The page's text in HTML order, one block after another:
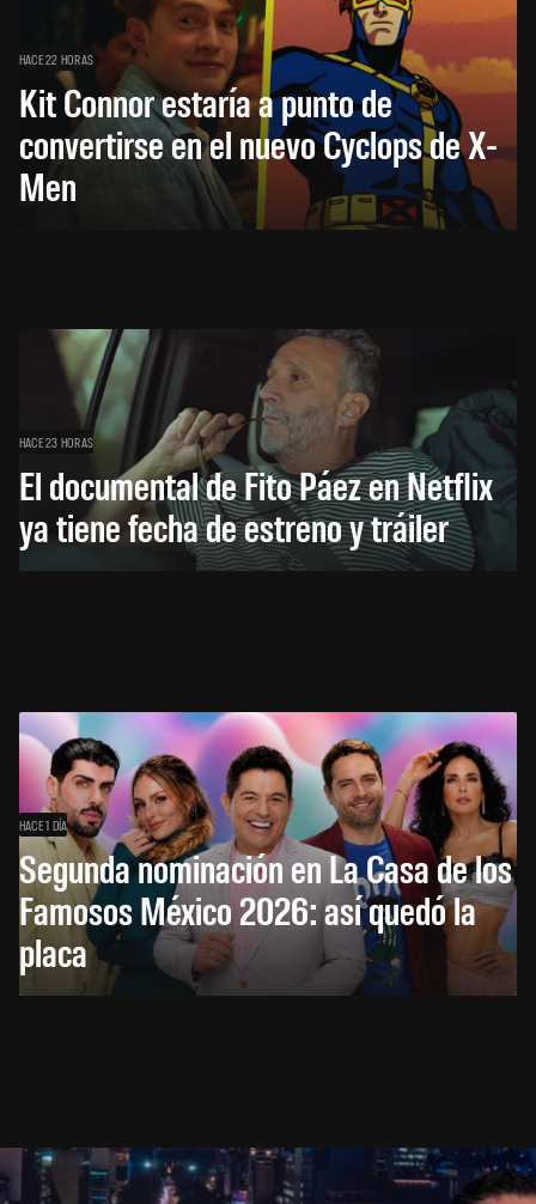
HACE 22 HORAS
Kit Connor estaría a punto de
convertirse en el nuevo Cyclops de X-
Men
HACE 23 HORAS
El documental de Fito Páez en Netflix
ya tiene fecha de estreno y tráiler
HACE 1 DÍA
Segunda nominación en La Casa de los
Famosos México 2026: así quedó la
placa